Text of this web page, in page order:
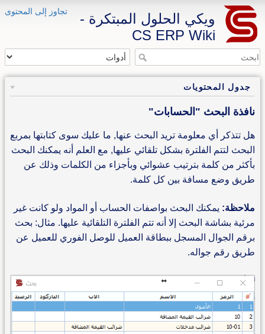
تجاوز إلى المحتوى
ويكي الحلول المبتكرة -
CS ERP Wiki
جدول المحتويات
نافذة البحث "الحسابات"
هل تتذكر أي معلومة تريد البحث عنها, ما عليك سوى كتابتها بمربع
البحث لتتم الفلترة بشكل تلقائي عليها, مع العلم أنه يمكنك البحث
بأكثر من كلمة بترتيب عشوائي وبأجزاء من الكلمات وذلك عن
طريق وضع مسافة بين كل كلمة.
ملاحظة: يمكنك البحث بواصفات الحساب أو المواد ولو كانت غير
مرئية بشاشة البحث إلا أنه تتم الفلترة التلقائية عليها. مثال: بحث
برقم الجوال المسجل ببطاقة العميل للوصل الفوري للعميل عن
طريق رقم جواله.